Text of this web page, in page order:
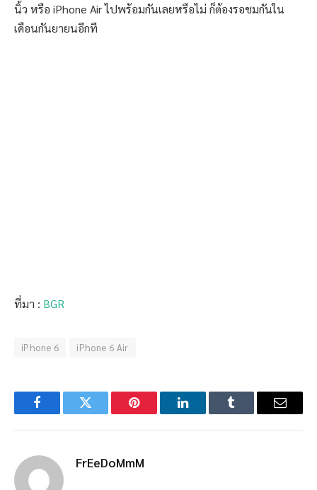
นิ้ว หรือ iPhone Air ไปพร้อมกันเลยหรือไม่ ก็ต้องรอชมกันใน
เดือนกันยายนอีกที
ที่มา : BGR
iPhone 6 iPhone 6 Air
FacebookTwitter Pinterest LinkedInTumblr Email
FrEeDoMmM